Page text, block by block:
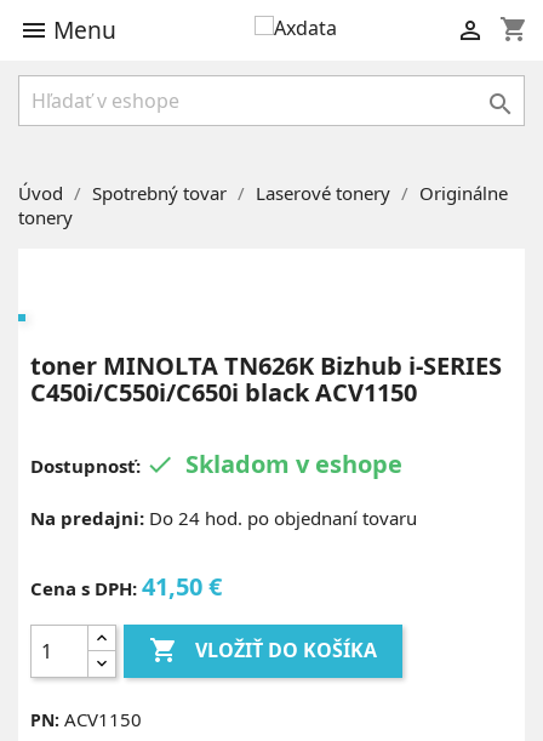
 Menu shopping_cart


Úvod Spotrebný tovar Laserové tonery
Originálne
tonery
toner MINOLTA TN626K Bizhub i-SERIES
C450i/C550i/C650i black ACV1150
Dostupnosť:  Skladom v eshope
Na predajni: Do 24 hod. po objednaní tovaru
Cena s DPH: 41,50 €
 VLOŽIŤ DO KOŠÍKA
PN: ACV1150